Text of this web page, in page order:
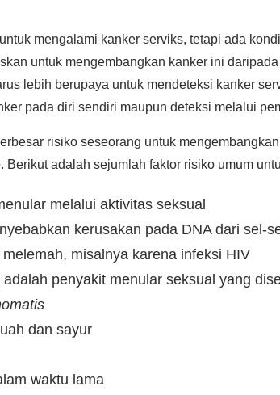
mengalami kanker serviks, tetapi ada
untuk mengembangkan kanker ini
lebih berupaya untuk mendeteksi kanker
pada diri sendiri maupun deteksi melalui
risiko seseorang untuk
Berikut adalah sejumlah faktor risiko umum
melalui aktivitas seksual
kerusakan pada DNA dari sel-
misalnya karena infeksi HIV
adalah penyakit menular seksual yang
dan sayur
waktu lama